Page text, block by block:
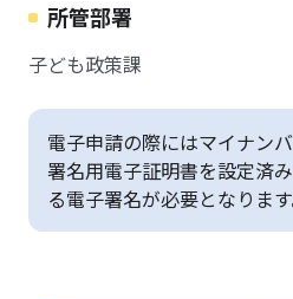
所管部署
子ども政策課
電子申請の際にはマイナン
署名用電子証明書を設定済
る電子署名が必要となります